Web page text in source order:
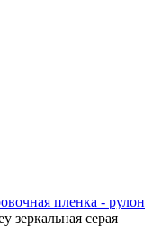
пленка - рулон
зеркальная серая